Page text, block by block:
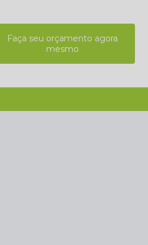
Faça seu orçamento agora
mesmo